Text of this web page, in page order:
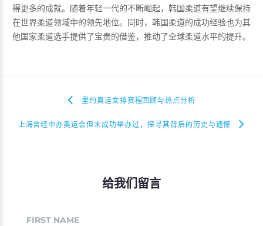
得更多的成就。随着年轻一代的不断崛起，韩国柔道有望继续保持
在世界柔道领域中的领先地位。同时，韩国柔道的成功经验也为其
他国家柔道选手提供了宝贵的借鉴，推动了全球柔道水平的提升。
里约奥运女排赛程回顾与热点分析
上海曾经申办奥运会但未成功举办过，探寻其背后的历史与遗憾
给我们留言
FIRST NAME